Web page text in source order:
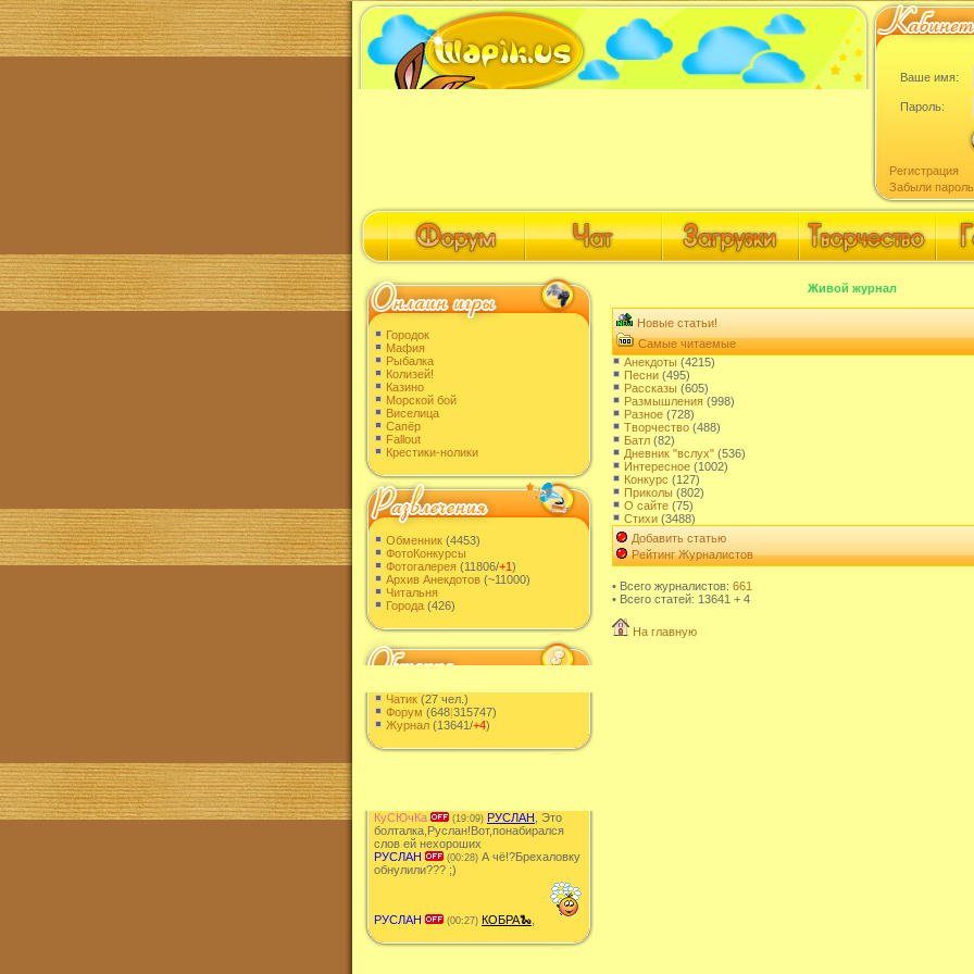
Ваше имя:
Пароль:
Регистрация
Забыли
Городок
Мафия
Рыбалка
Колизей!
Казино
Морской бой
Виселица
Сапёр
Fallout
Крестики-нолики
Обменник (4453)
ФотоКонкурсы
Фотогалерея (11806/+1)
Архив Анекдотов (~11000)
Читальня
Города (426)
Чатик (27 чел.)
Форум (648|315747)
Журнал (13641/+4)
КуСЮчКа (19:09) РУСЛАН , Это
болталка,Руслан!Вот,понабирался
слов ей нехороших
РУСЛАН
(00:28) А чë!?Брехаловку
обнулили??? ;)
РУСЛАН (00:27) КОБРА🐍
Живой журнал
Новые статьи!
Самые читаемые
Анекдоты (4215)
Песни (495)
Рассказы (605)
Размышления (998)
Разное (728)
Творчество (488)
Батл (82)
Дневник "вслух" (536)
Интересное (1002)
Конкурс (127)
Приколы (802)
О сайте (75)
Стихи (3488)
Добавить статью
Рейтинг Журналистов
• Всего журналистов: 661
• Всего статей: 13641 + 4
На главную